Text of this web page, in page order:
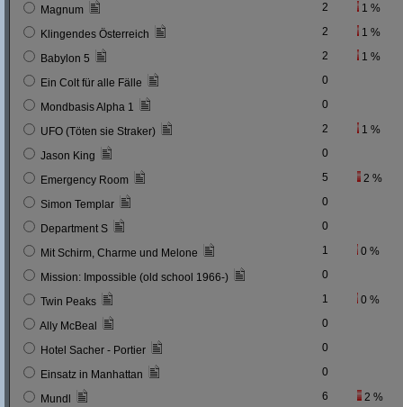
Magnum 2 1 %
Klingendes Österreich 2 1 %
Babylon 5 2 1 %
Ein Colt für alle Fälle 0
Mondbasis Alpha 1 0
UFO (Töten sie Straker) 2 1 %
Jason King 0
Emergency Room 5 2 %
Simon Templar 0
Department S 0
Mit Schirm, Charme und Melone 1 0 %
Mission: Impossible (old school 1966-) 0
Twin Peaks 1 0 %
Ally McBeal 0
Hotel Sacher - Portier 0
Einsatz in Manhattan 0
Mundl 6 2 %